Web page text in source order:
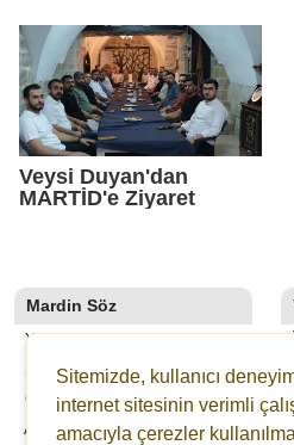
Geleceğimizi
Korumaktır"
Veysi Duyan'dan
MARTİD'e Ziyaret
Mardin Söz
YAZARLAR
SON DAKİKA
GALERİLER
ANKETLER
Sitemizde, kullanıcı
internet sitesinin verimli
amacıyla çerezler